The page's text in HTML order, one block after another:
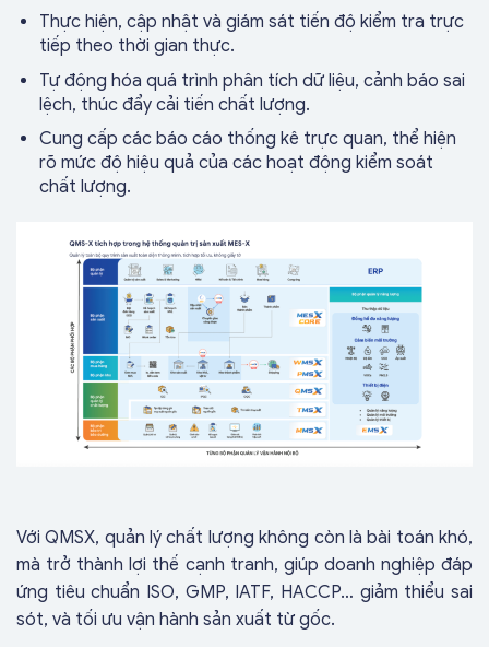
Thực hiện, cập nhật và giám sát tiến độ kiểm tra trực
tiếp theo thời gian thực.
Tự động hóa quá trình phân tích dữ liệu, cảnh báo sai
lệch, thúc đẩy cải tiến chất lượng.
Cung cấp các báo cáo thống kê trực quan, thể hiện
rõ mức độ hiệu quả của các hoạt động kiểm soát
chất lượng.
Với QMSX, quản lý chất lượng không còn là bài toán khó,
mà trở thành lợi thế cạnh tranh, giúp doanh nghiệp đáp
ứng tiêu chuẩn ISO, GMP, IATF, HACCP… giảm thiểu sai
sót, và tối ưu vận hành sản xuất từ gốc.